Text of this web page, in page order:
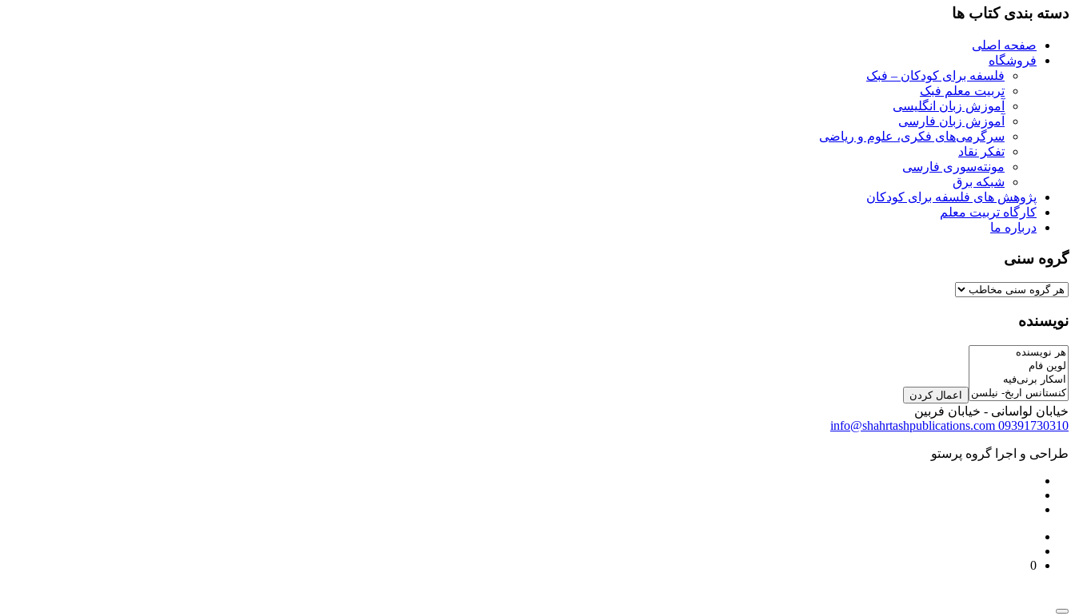
دسته بندی کتاب ها
صفحه اصلی
فروشگاه
فلسفه برای کودکان – فبک
تربیت معلم فبک
آموزش زبان انگلیسی
آموزش زبان فارسی
سرگرمی‌های فکری، علوم و ریاضی
تفکر نقاد
مونته‌سوری فارسی
شبکه برق
پژوهش های فلسفه برای کودکان
کارگاه تربیت معلم
درباره ما
گروه سنی
نویسنده
اعمال کردن
خیابان لواسانی - خیابان فربین
09391730310
info@shahrtashpublications.com
طراحی و اجرا گروه پرستو
0